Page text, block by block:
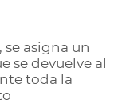
se asigna un
se devuelve al
toda la